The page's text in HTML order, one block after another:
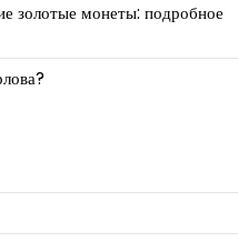
золотые монеты: подробное